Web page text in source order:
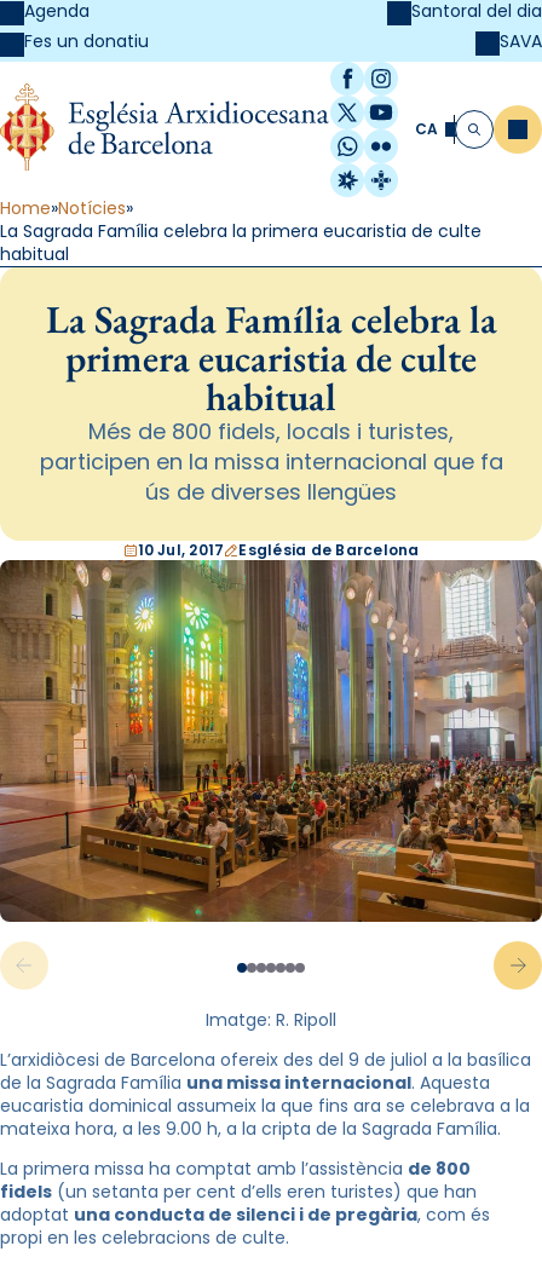
Agenda
Fes un donatiu
Santoral del dia
SAVA
Facebook
Instagram
X / Twitter
YouTube
WhatsApp
Flickr
Radio Estel
Catalunya
CA Cerca
Home Notícies
La Sagrada Família celebra la primera eucaristia de culte
habitual
La Sagrada Família celebra la
primera eucaristia de culte
habitual
Més de 800 fidels, locals i turistes,
participen en la missa internacional que fa
ús de diverses llengües
10 Jul, 2017 Església de Barcelona
Imatge: R. Ripoll
L’arxidiòcesi de Barcelona ofereix des del 9 de juliol a la basílica
de la Sagrada Família una missa internacional. Aquesta
eucaristia dominical assumeix la que fins ara se celebrava a la
mateixa hora, a les 9.00 h, a la cripta de la Sagrada Família.
La primera missa ha comptat amb l’assistència de 800
fidels (un setanta per cent d’ells eren turistes) que han
adoptat una conducta de silenci i de pregària, com és
propi en les celebracions de culte.